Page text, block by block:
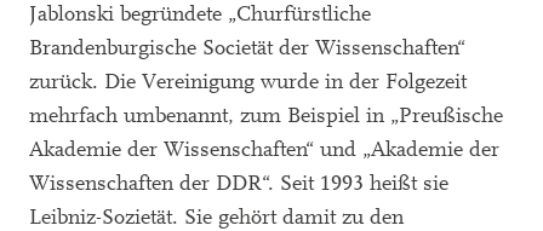
Jablonski begründete „Churfürstliche
Brandenburgische Societät der Wissenschaften“
zurück. Die Vereinigung wurde in der Folgezeit
mehrfach umbenannt, zum Beispiel in „Preußische
Akademie der Wissenschaften“ und „Akademie der
Wissenschaften der DDR“. Seit 1993 heißt sie
Leibniz-Sozietät. Sie gehört damit zu den